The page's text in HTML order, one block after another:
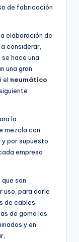
de fabricación
elaboración de
considerar,
hace una
una gran
el neumático
la
mezcla con
por supuesto
empresa
son
uso, para darle
de cables
de goma las
y en